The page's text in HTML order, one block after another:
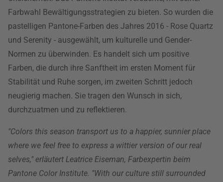
Farbwahl Bewältigungsstrategien zu bieten. So wurden die
pastelligen Pantone-Farben des Jahres 2016 - Rose Quartz
und Serenity - ausgewählt, um kulturelle und Gender-
Normen zu überwinden. Es handelt sich um positive
Farben, die durch ihre Sanftheit im ersten Moment für
Stabilität und Ruhe sorgen, im zweiten Schritt jedoch
neugierig machen. Sie tragen den Wunsch in sich,
durchzuatmen und zu reflektieren.
"Colors this season transport us to a happier, sunnier place
where we feel free to express a wittier version of our real
selves," erläutert Leatrice Eiseman, Farbexpertin beim
Pantone Color Institute. "With our culture still surrounded